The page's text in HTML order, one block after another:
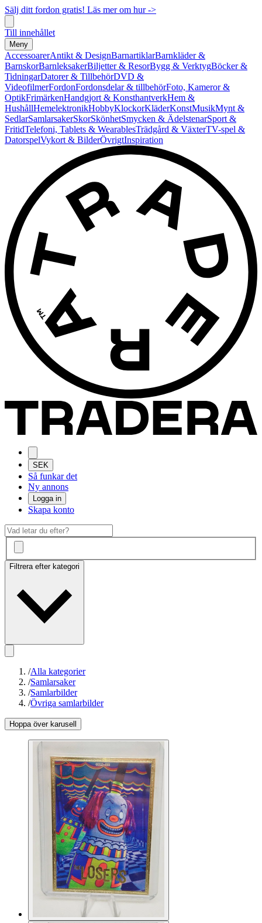
Sälj ditt fordon gratis! Läs mer om hur ->
Till innehållet
Meny
AccessoarerAntikt & DesignBarnartiklarBarnkläder &
BarnskorBarnleksakerBiljetter & ResorBygg & VerktygBöcker &
TidningarDatorer & TillbehörDVD &
VideofilmerFordonFordonsdelar & tillbehörFoto, Kameror &
OptikFrimärkenHandgjort & KonsthantverkHem &
HushållHemelektronikHobbyKlockorKläderKonstMusikMynt &
SedlarSamlarsakerSkorSkönhetSmycken & ÄdelstenarSport &
FritidTelefoni, Tablets & WearablesTrädgård & VäxterTV-spel &
DatorspelVykort & BilderÖvrigtInspiration
SEK
Så funkar det
Ny annons
Logga in
Skapa konto
Filtrera efter kategori
/Alla kategorier
/Samlarsaker
/Samlarbilder
/Övriga samlarbilder
Hoppa över karusell